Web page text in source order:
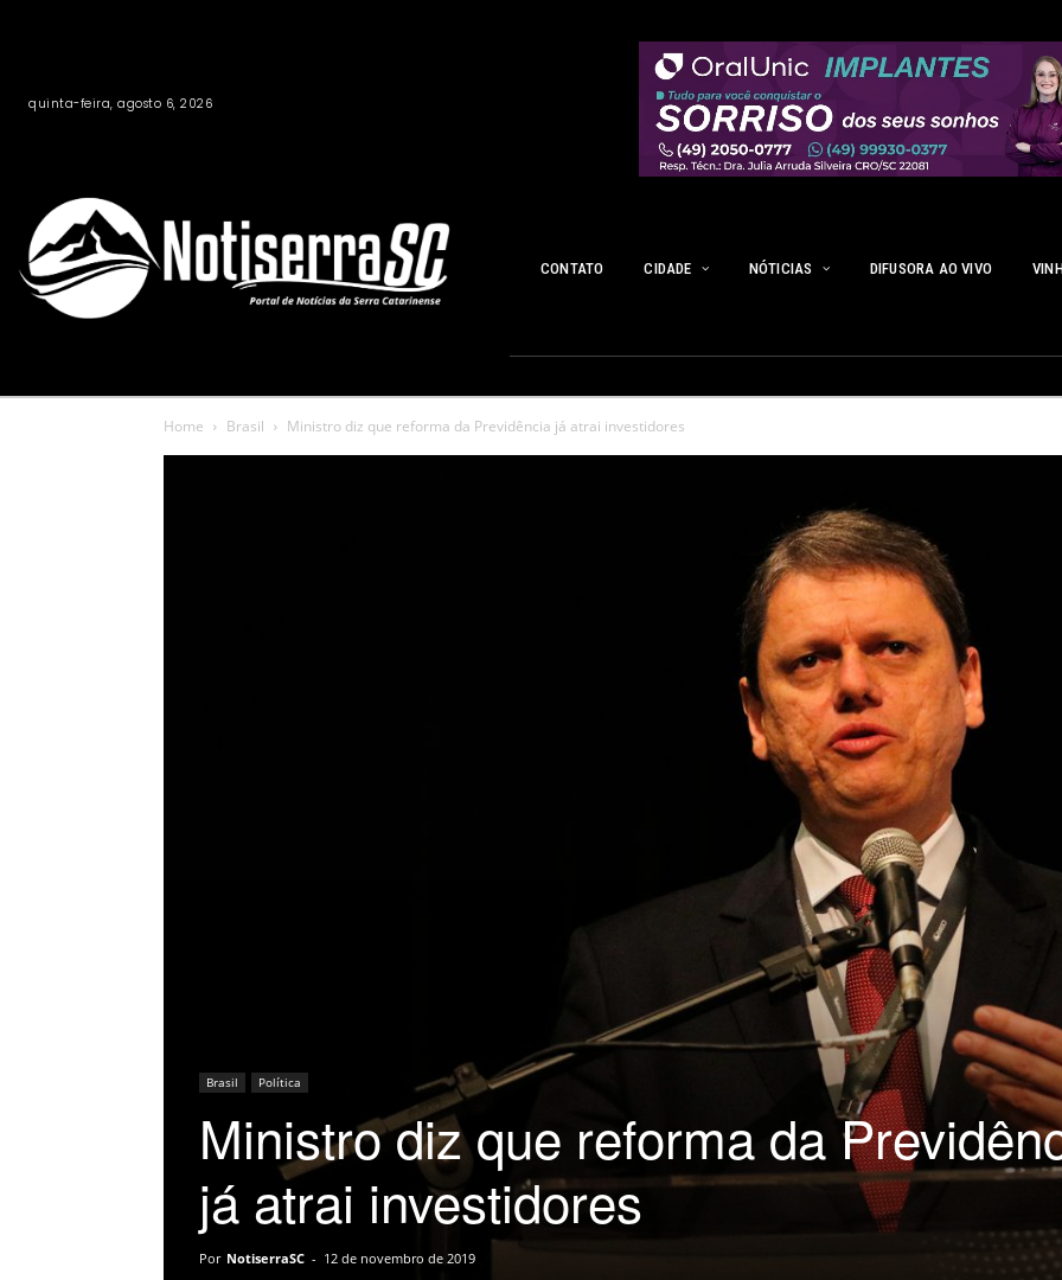
quinta-feira, agosto 6, 2026
CONTATO CIDADE NÓTICIAS DIFUSORA AO VIVO
Home Brasil Ministro diz que reforma da Previdência já atrai investidores
Brasil Política
Ministro diz que reforma da
já atrai investidores
Por NotiserraSC - 12 de novembro de 2019